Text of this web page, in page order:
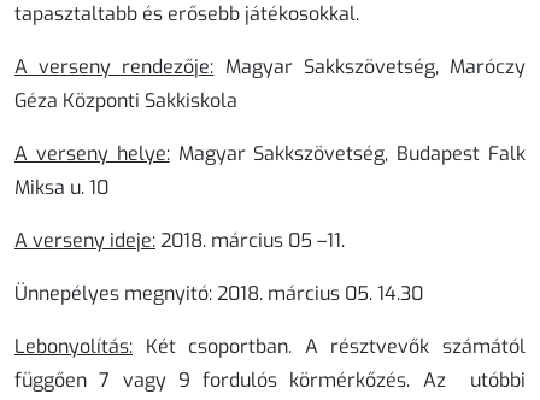
tapasztaltabb és erősebb játékosokkal.
A verseny rendezője: Magyar Sakkszövetség, Maróczy
Géza Központi Sakkiskola
A verseny helye:Magyar Sakkszövetség, Budapest Falk
Miksa u. 10
A verseny ideje:2018. március 05 –11.
Ünnepélyes megnyitó:2018. március 05. 14.30
Lebonyolítás: Két csoportban. A résztvevők számától
függően 7 vagy 9 fordulós körmérkőzés. Az utóbbi